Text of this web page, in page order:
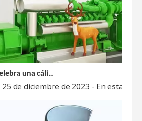
25 de diciembre de 2023 - En esta